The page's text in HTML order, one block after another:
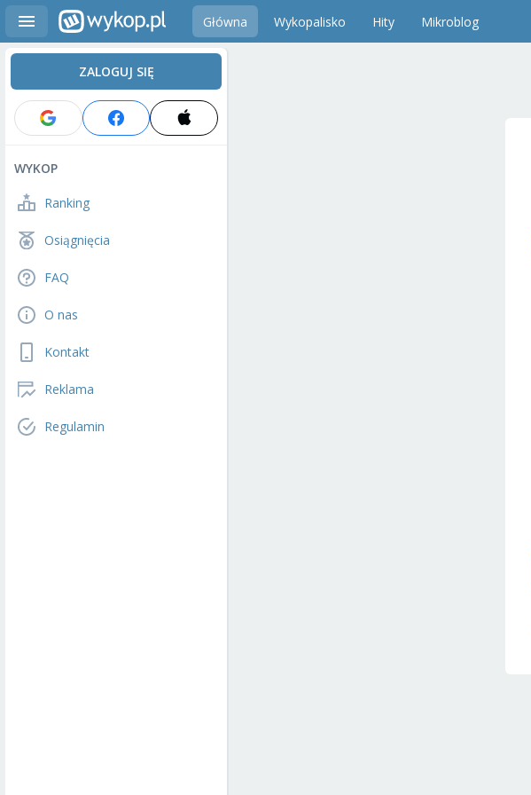
Główna Wykopalisko Hity Mikroblog
ZALOGUJ SIĘ
WYKOP
Ranking
Osiągnięcia
FAQ
O nas
Kontakt
Reklama
Regulamin